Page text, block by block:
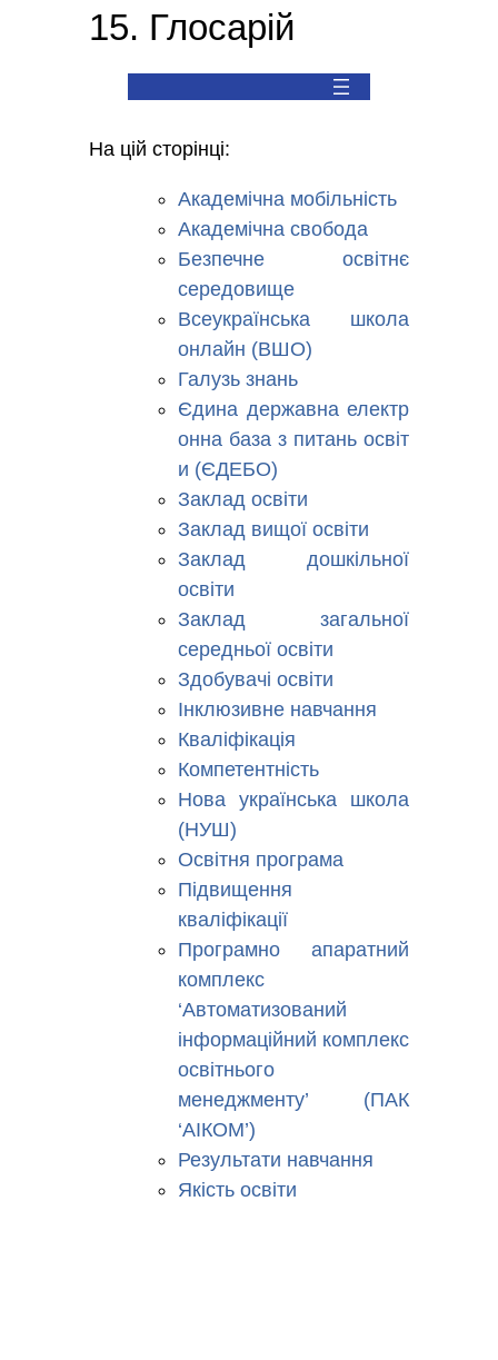
15. Глосарій
На цій сторінці:
Академічна мобільність
Академічна свобода
Безпечне освітнє
середовище
Всеукраїнська школа
онлайн (ВШО)
Галузь знань
Єдина державна електр
онна база з питань освіт
и (ЄДЕБО)
Заклад освіти
Заклад вищої освіти
Заклад дошкільної
освіти
Заклад загальної
середньої освіти
Здобувачі освіти
Інклюзивне навчання
Кваліфікація
Компетентність
Нова українська школа
(НУШ)
Освітня програма
Підвищення
кваліфікації
Програмно апаратний
комплекс
‘Автоматизований
інформаційний комплекс
освітнього
менеджменту’ (ПАК
‘АІКОМ’)
Результати навчання
Якість освіти